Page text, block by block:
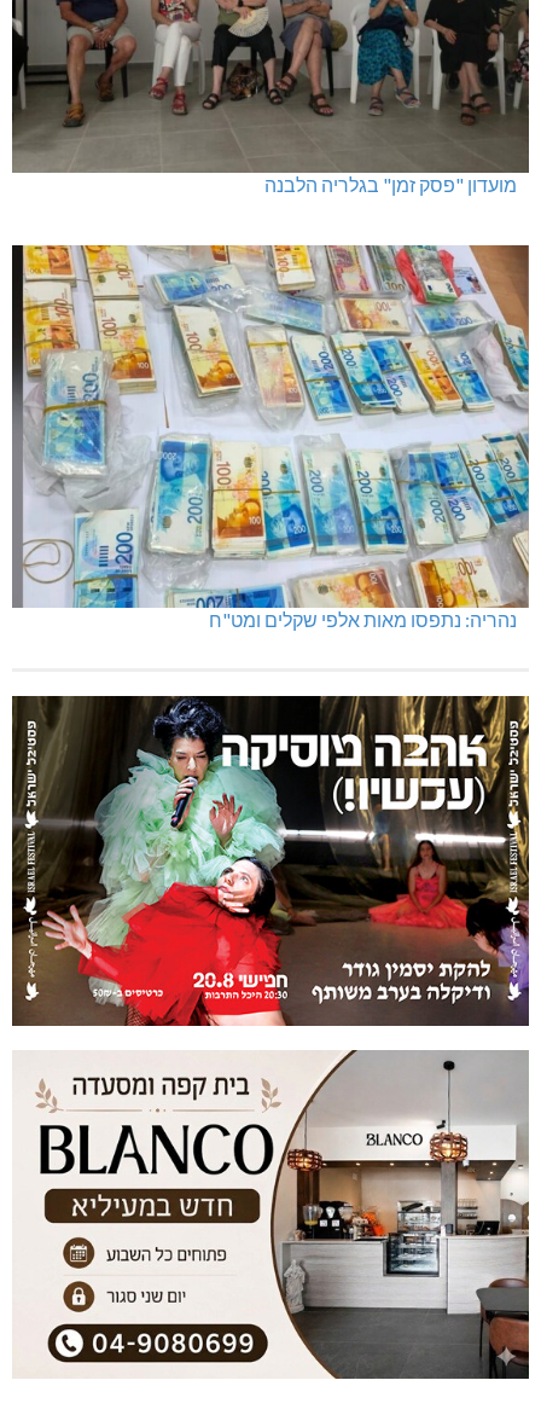
מועדון "פסק זמן" בגלריה הלבנה
נהריה: נתפסו מאות אלפי שקלים ומט"ח